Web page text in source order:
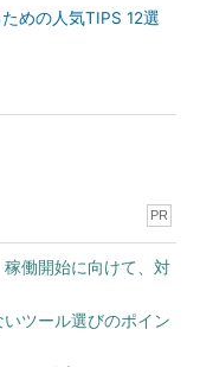
めの人気TIPS 12選
PR
働開始に向けて、対
ツール選びのポイン